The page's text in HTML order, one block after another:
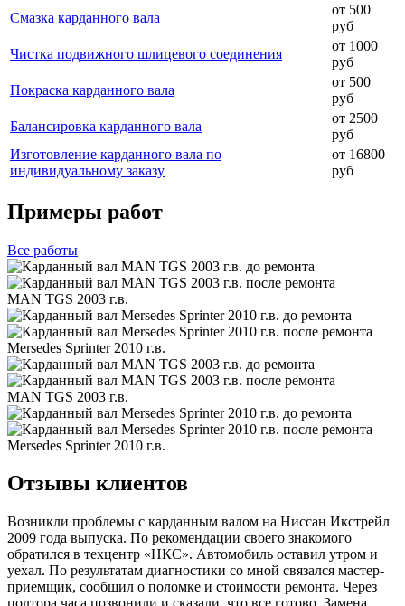
Смазка карданного вала
от 500
руб
Чистка подвижного шлицевого соединения
от 1000
руб
Покраска карданного вала
от 500
руб
Балансировка карданного вала
от 2500
руб
Изготовление карданного вала по
индивидуальному заказу
от 16800
руб
Примеры работ
Все работы
MAN TGS 2003 г.в.
Mersedes Sprinter 2010 г.в.
MAN TGS 2003 г.в.
Mersedes Sprinter 2010 г.в.
Отзывы клиентов
Возникли проблемы с карданным валом на Ниссан Икстрейл
2009 года выпуска. По рекомендации своего знакомого
обратился в техцентр «НКС». Автомобиль оставил утром и
уехал. По результатам диагностики со мной связался мастер-
приемщик, сообщил о поломке и стоимости ремонта. Через